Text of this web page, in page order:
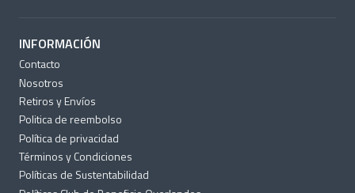
INFORMACIÓN
Contacto
Nosotros
Retiros y Envíos
Politica de reembolso
Política de privacidad
Términos y Condiciones
Políticas de Sustentabilidad